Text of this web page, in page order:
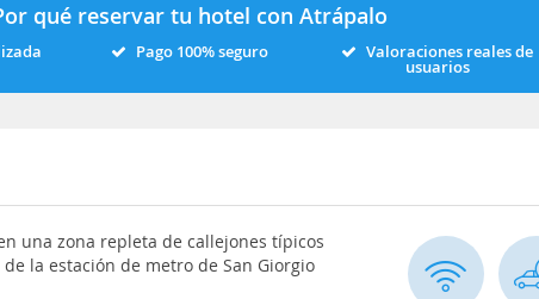
qué reservar tu hotel con Atrápalo
Pago 100% seguro Valoraciones reales de
usuarios
una zona repleta de callejones típicos
la estación de metro de San Giorgio